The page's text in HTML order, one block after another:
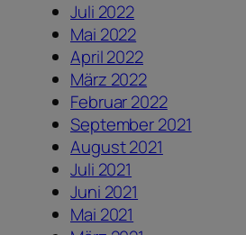
Juli 2022
Mai 2022
April 2022
März 2022
Februar 2022
September 2021
August 2021
Juli 2021
Juni 2021
Mai 2021